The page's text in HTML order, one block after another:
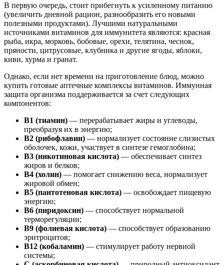
В первую очередь, стоит прибегнуть к усиленному питанию
(увеличить дневной рацион, разнообразить его новыми
полезными продуктами). Лучшими натуральными
источниками витаминов для иммунитета являются: красная
рыба, икра, морковь, бобовые, орехи, телятина, чеснок,
пряности, цитрусовые, клубника и другие ягоды, яблоки,
киви, хурма и гранат.
Однако, если нет времени на приготовление блюд, можно
купить готовые аптечные комплексы витаминов. Иммунная
защита организма поддерживается за счет следующих
компонентов:
B1 (тиамин) — перерабатывает жиры и углеводы,
преобразуя их в энергию;
В2 (рибофлавин) — нормализует состояние слизистых
оболочек, кожи, участвует в синтезе гемоглобина;
В3 (никотиновая кислота) — обеспечивает синтез
жиров и белков;
В4 (холин) — помогает снижению веса, нормализует
жировой обмен;
В5 (пантотеновая кислота) — освобождает пищевую
энергию;
В6 (пиридоксин) — способствует нормальной
терморегуляции;
В9 (фолиевая кислота) — способствует образованию
эритроцитов;
В12 (кобаламин) — стимулирует работу нервной
системы;